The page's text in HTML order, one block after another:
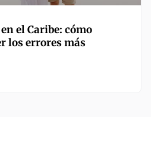
el Caribe: cómo
los errores más